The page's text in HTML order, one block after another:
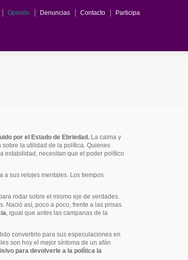
Opinión Denuncias Contacto Participa
por el Estado de Ebriedad. La calma y
la utilidad de la política. Quienes
estabilidad, necesitan que el poder político
a sus relojes mentales. Los tiempos
rodar sobre el mismo eje de verdades.
Nació así, poco a poco, frente a las prisas
, igual que antes las campanas de la
convertirlo para sus especulaciones en
son hoy el mejor síntoma de un afán
para devolverle a la política la
Contacto Participa
SiSePuede LaBañeza